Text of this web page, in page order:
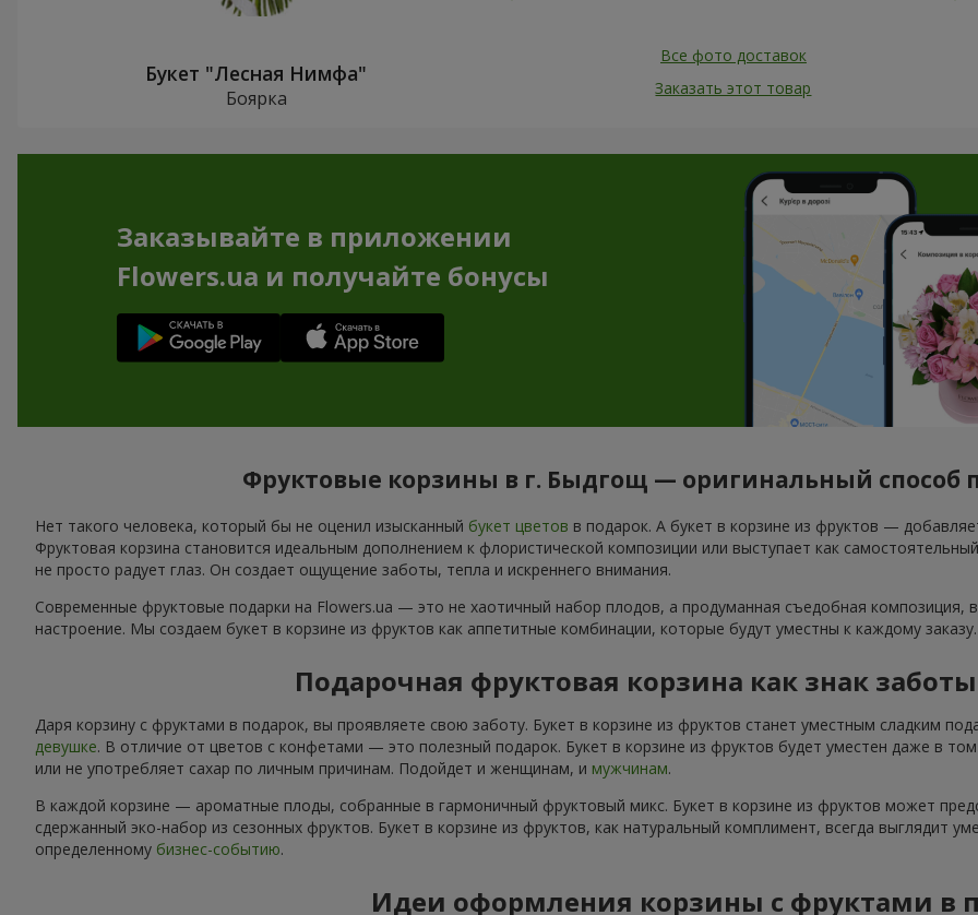
Букет "Лесная Нимфа"
Боярка
Все фото доставок
Заказать этот товар
Заказывайте в приложении
Flowers.ua и получайте бонусы
Фруктовые корзины в г. Быдгощ — оригинальный способ
Нет такого человека, который бы не оценил изысканный букет цветов в подарок. А букет в корзине из фруктов —
Фруктовая корзина становится идеальным дополнением к флористической композиции или выступает как
не просто радует глаз. Он создает ощущение заботы, тепла и искреннего внимания.
Современные фруктовые подарки на Flowers.ua — это не хаотичный набор плодов, а продуманная съедобная
настроение. Мы создаем букет в корзине из фруктов как аппетитные комбинации, которые будут уместны к каждому заказу.
Подарочная фруктовая корзина как знак
Даря корзину с фруктами в подарок, вы проявляете свою заботу. Букет в корзине из фруктов станет уместным сладким
девушке. В отличие от цветов с конфетами — это полезный подарок. Букет в корзине из фруктов будет уместен даже в
или не употребляет сахар по личным причинам. Подойдет и женщинам, и мужчинам.
В каждой корзине — ароматные плоды, собранные в гармоничный фруктовый микс. Букет в корзине из фруктов может
сдержанный эко-набор из сезонных фруктов. Букет в корзине из фруктов, как натуральный комплимент, всегда выглядит
определенному бизнес-событию.
Идеи оформления корзины с фруктами в